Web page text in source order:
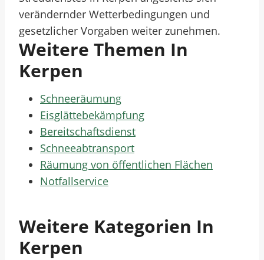
verändernder Wetterbedingungen und
gesetzlicher Vorgaben weiter zunehmen.
Weitere Themen In
Kerpen
Schneeräumung
Eisglättebekämpfung
Bereitschaftsdienst
Schneeabtransport
Räumung von öffentlichen Flächen
Notfallservice
Weitere Kategorien In
Kerpen